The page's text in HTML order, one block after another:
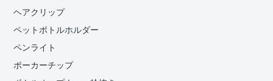
ヘアクリップ
ペットボトルホルダー
ペンライト
ポーカーチップ